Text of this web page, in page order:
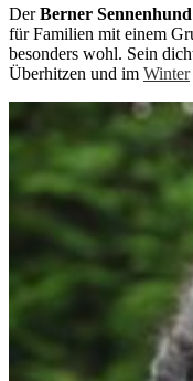
DerBerner Sennenhund
für Familien mit einem
besonders wohl. Sein
Überhitzen und im Winter